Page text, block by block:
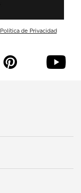
Política de Privacidad
p y